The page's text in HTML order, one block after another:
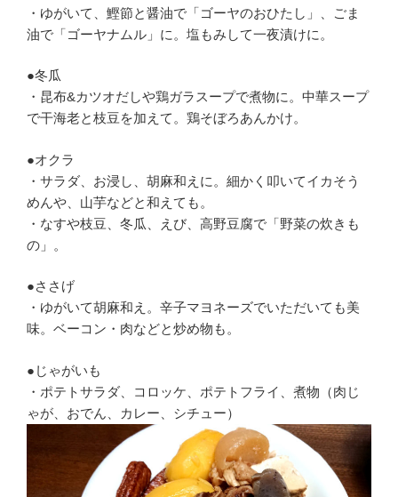
・ゆがいて、鰹節と醤油で「ゴーヤのおひたし」、ごま
油で「ゴーヤナムル」に。塩もみして一夜漬けに。
●冬瓜
・昆布&カツオだしや鶏ガラスープで煮物に。中華スープ
で干海老と枝豆を加えて。鶏そぼろあんかけ。
●オクラ
・サラダ、お浸し、胡麻和えに。細かく叩いてイカそう
めんや、山芋などと和えても。
・なすや枝豆、冬瓜、えび、高野豆腐で「野菜の炊きも
の」。
●ささげ
・ゆがいて胡麻和え。辛子マヨネーズでいただいても美
味。ベーコン・肉などと炒め物も。
●じゃがいも
・ポテトサラダ、コロッケ、ポテトフライ、煮物（肉じ
ゃが、おでん、カレー、シチュー）